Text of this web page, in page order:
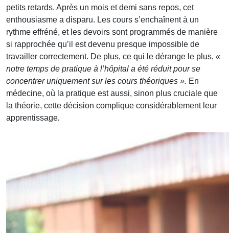
petits retards. Après un mois et demi sans repos, cet
enthousiasme a disparu. Les cours s’enchaînent à un
rythme effréné, et les devoirs sont programmés de manière
si rapprochée qu’il est devenu presque impossible de
travailler correctement. De plus, ce qui le dérange le plus, «
notre temps de pratique à l’hôpital a été réduit pour se
concentrer uniquement sur les cours théoriques ». En
médecine, où la pratique est aussi, sinon plus cruciale que
la théorie, cette décision complique considérablement leur
apprentissage.